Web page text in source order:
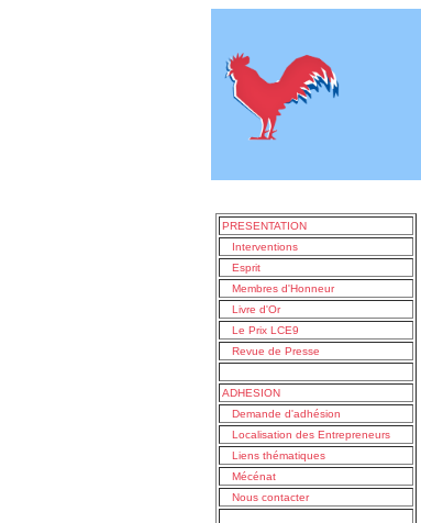
PRESENTATION
Interventions
Esprit
Membres d'Honneur
Livre d'Or
Le Prix LCE9
Revue de Presse
ADHESION
Demande d'adhésion
Localisation des Entrepreneurs
Liens thématiques
Mécénat
Nous contacter